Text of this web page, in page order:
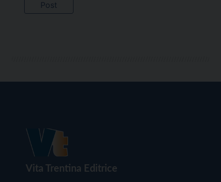
Vita Trentina Editrice